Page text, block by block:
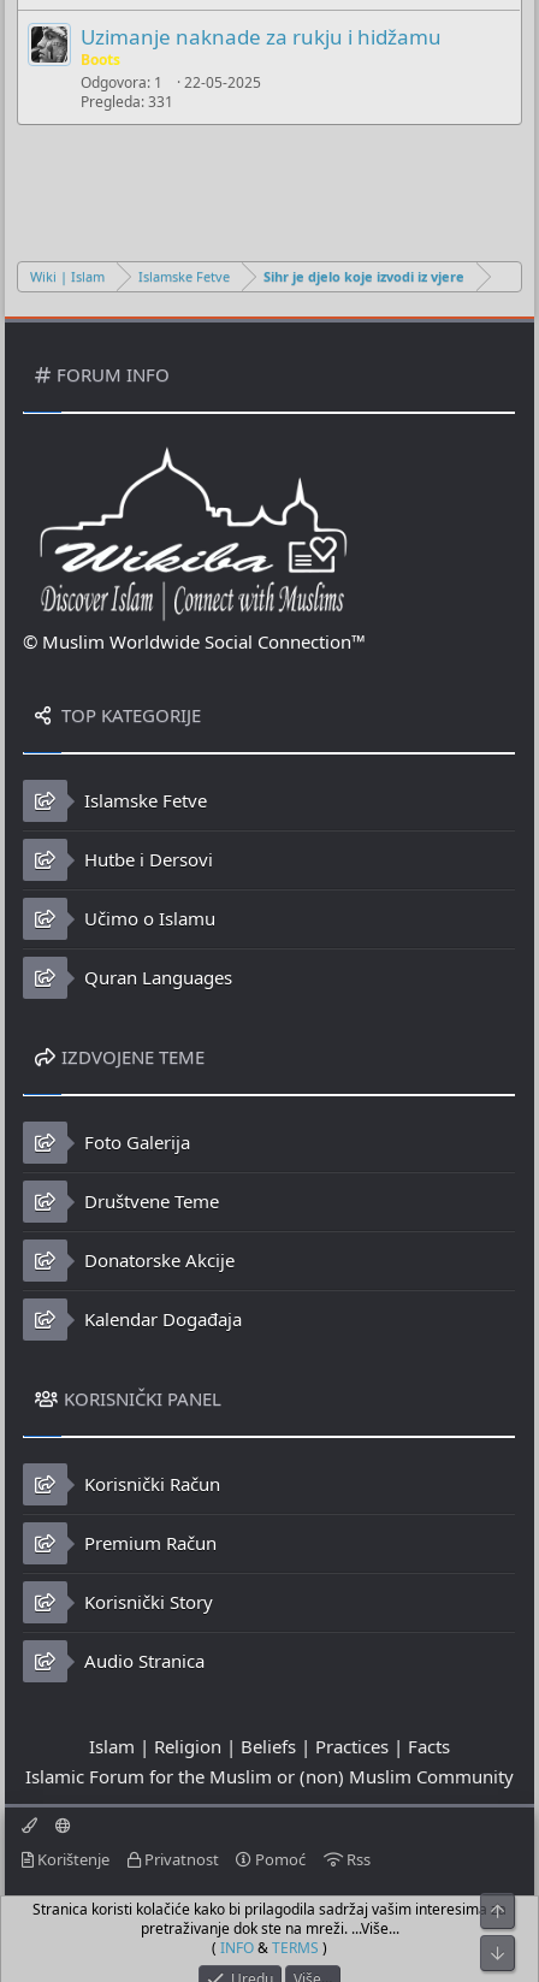
Uzimanje naknade za rukju i hidžamu
Boots
Odgovora 1
Pregleda 331
22-05-2025
Wiki | Islam Islamske Fetve Sihr je djelo koje izvodi iz vjere
FORUM INFO
© Muslim Worldwide Social Connection™
TOP KATEGORIJE
Islamske Fetve
Hutbe i Dersovi
Učimo o Islamu
Quran Languages
IZDVOJENE TEME
Foto Galerija
Društvene Teme
Donatorske Akcije
Kalendar Događaja
KORISNIČKI PANEL
Korisnički Račun
Premium Račun
Korisnički Story
Audio Stranica
Islam | Religion | Beliefs | Practices | Facts
Islamic Forum for the Muslim or (non) Muslim Community
Korištenje Privatnost Pomoć Rss
© 2023 - 07-08-2026
© Islamic Community Platform ®
Stranica koristi kolačiće kako bi prilagodila sadržaj vašim interesima za
pretraživanje dok ste na mreži. ...Više...
( INFO&TERMS )
Top